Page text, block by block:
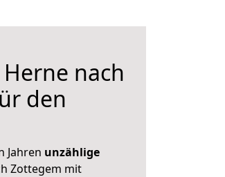
nach
den
Jahren unzählige
Zottegem mit